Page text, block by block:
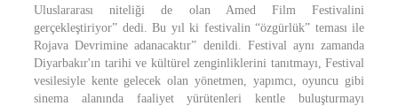
Uluslararası niteliği de olan Amed Film Festivalini
gerçekleştiriyor” dedi. Bu yıl ki festivalin “özgürlük” teması ile
Rojava Devrimine adanacaktır” denildi. Festival aynı zamanda
Diyarbakır'ın tarihi ve kültürel zenginliklerini tanıtmayı, Festival
vesilesiyle kente gelecek olan yönetmen, yapımcı, oyuncu gibi
sinema alanında faaliyet yürütenleri kentle buluşturmayı